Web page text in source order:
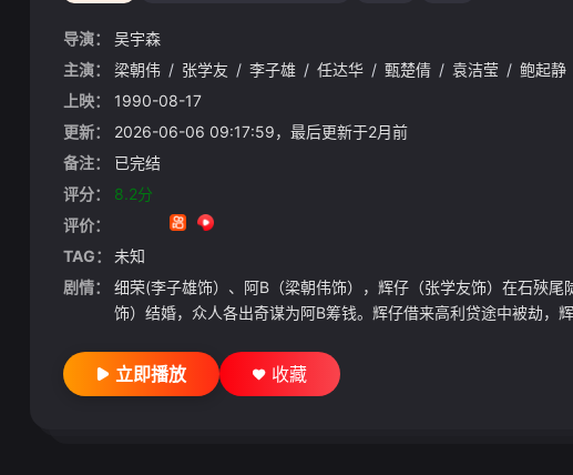
导演：
吴宇森
主演：
梁朝伟 / 张学友 / 李子雄 / 任达华 / 甄楚倩 / 袁洁莹 / 鲍起静
上映：
1990-08-17
更新：
2026-06-06 09:17:59，最后更新于2月前
备注：
已完结
评分：
8.2分
评价：
TAG：
未知
剧情：
细荣(李子雄饰）、阿B（梁朝伟饰），辉仔（张学友饰）在石殎
饰）结婚，众人各出奇谋为阿B筹钱。辉仔借来高利贷途中被劫，
立即播放 收藏